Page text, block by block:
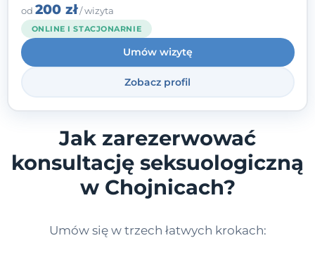
nauczycielki, psychologa, psychoterapeuty
i seksuologa tworząc bezpieczną
przestrzeń, w której można poczuć spokój i
wsparcie. Nie obiecuję łatwych rozwiązań -
ale mogę obiecać, że będę po Twojej
od 200 zł/ wizyta
ONLINE I STACJONARNIE
Umów wizytę
Zobacz profil
Jak zarezerwować
konsultację seksuologiczną
w Chojnicach?
Umów się w trzech łatwych krokach: